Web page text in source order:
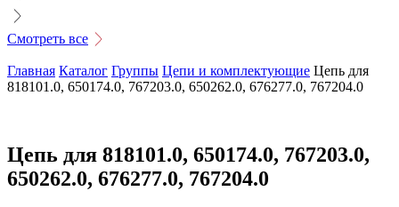
Смотреть все
Главная Каталог Группы Цепи и комплектующие Цепь для
818101.0, 650174.0, 767203.0, 650262.0, 676277.0, 767204.0
Цепь для 818101.0, 650174.0, 767203.0,
650262.0, 676277.0, 767204.0